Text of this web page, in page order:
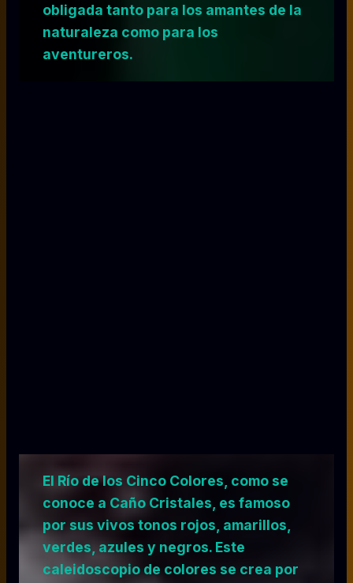
obligada tanto para los amantes de la
naturaleza como para los
aventureros.
El Río de los Cinco Colores, como se
conoce a Caño Cristales, es famoso
por sus vivos tonos rojos, amarillos,
verdes, azules y negros. Este
caleidoscopio de colores se crea por